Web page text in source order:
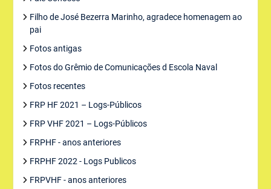
Filho de José Bezerra Marinho, agradece homenagem ao
pai
Fotos antigas
Fotos do Grêmio de Comunicações d Escola Naval
Fotos recentes
FRP HF 2021 – Logs-Públicos
FRP VHF 2021 – Logs-Públicos
FRPHF - anos anteriores
FRPHF 2022 - Logs Publicos
FRPVHF - anos anteriores